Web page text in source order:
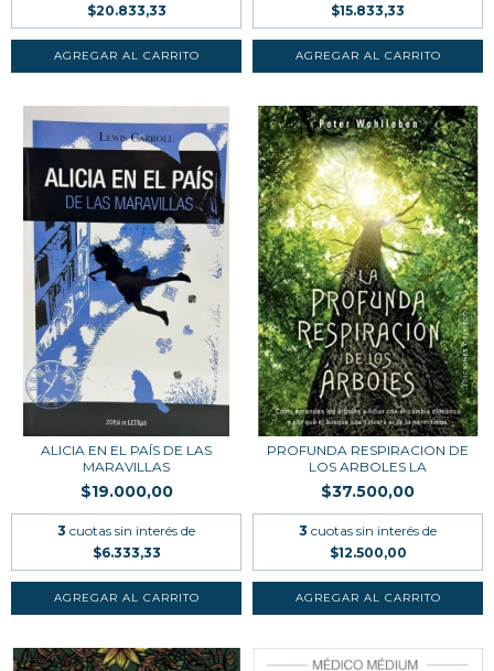
$20.833,33
$15.833,33
ALICIA EN EL PAÍS DE LAS
MARAVILLAS
$19.000,00
3 cuotas sin interés de
$6.333,33
PROFUNDA RESPIRACION DE
LOS ARBOLES LA
$37.500,00
3 cuotas sin interés de
$12.500,00